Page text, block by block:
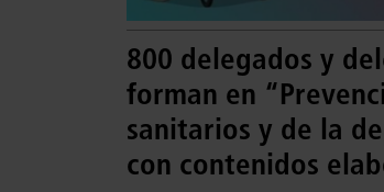
800 delegados y
forman en
sanitarios y de la
con contenidos